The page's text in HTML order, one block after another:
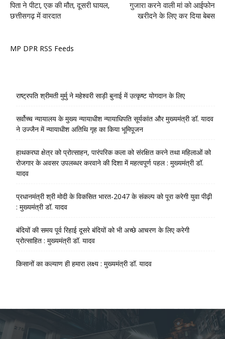
पिता ने पीटा, एक की मौत, दूसरी घायल,
छत्तीसगढ़ में वारदात
गुजारा करने वाली मां को आईफोन
खरीदने के लिए कर दिया बेबस
MP DPR RSS Feeds
राष्ट्रपति श्रीमती मुर्मु ने महेश्वरी साड़ी बुनाई में उत्कृष्ट योगदान के लिए
सर्वोच्च न्यायालय के मुख्‍य न्‍यायाधीश न्यायाधिपति सूर्यकांत और मुख्यमंत्री डॉ. यादव
ने उज्जैन में न्यायाधीश अतिथि गृह का किया भूमिपूजन
हाथकरघा क्षेत्र को प्रोत्साहन, पारंपरिक कला को संरक्षित करने तथा महिलाओं को
रोजगार के अवसर उपलब्धर करवाने की दिशा में महत्वपूर्ण पहल : मुख्यमंत्री डॉ.
यादव
प्रधानमंत्री श्री मोदी के विकसित भारत-2047 के संकल्प को पूरा करेगी युवा पीढ़ी
: मुख्यमंत्री डॉ. यादव
बंदियों की समय पूर्व रिहाई दूसरे बंदियों को भी अच्छे आचरण के लिए करेगी
प्रोत्साहित : मुख्यमंत्री डॉ. यादव
किसानों का कल्याण ही हमारा लक्ष्य : मुख्यमंत्री डॉ. यादव